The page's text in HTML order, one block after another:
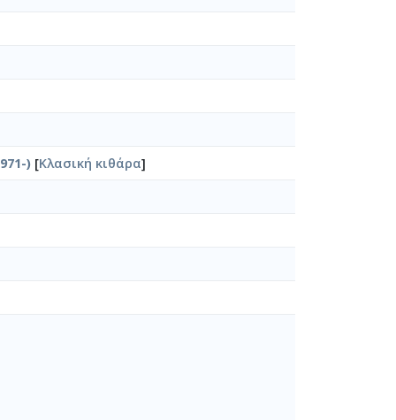
) [Κλασική κιθάρα]